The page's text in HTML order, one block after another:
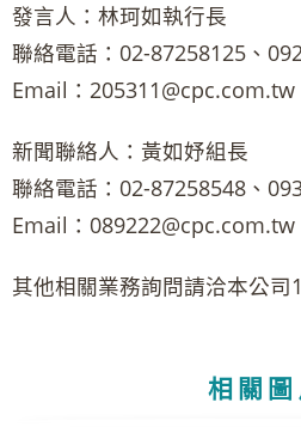
發言人：林珂如執行長
聯絡電話：02-87258125、
Email：205311@cpc.com.tw
新聞聯絡人：黃如妤組長
聯絡電話：02-87258548、
Email：089222@cpc.com.tw
其他相關業務詢問請洽本公司
相關圖